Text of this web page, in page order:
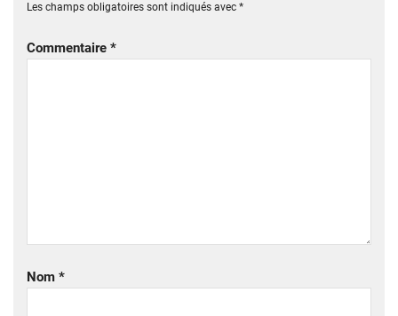
Les champs obligatoires sont indiqués avec *
Commentaire *
Nom *